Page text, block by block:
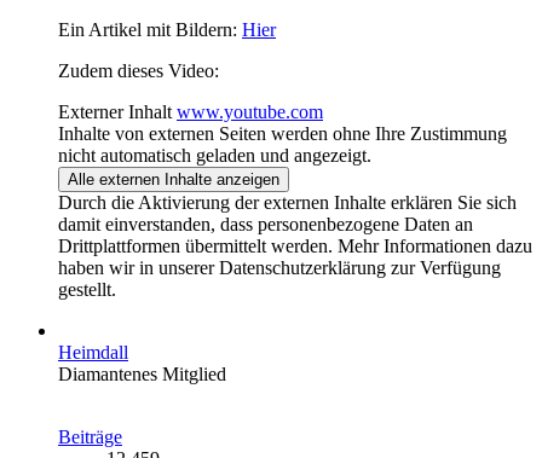
Ein Artikel mit Bildern: Hier
Zudem dieses Video:
Externer Inhalt www.youtube.com
Inhalte von externen Seiten werden ohne Ihre Zustimmung
nicht automatisch geladen und angezeigt.
Alle externen Inhalte anzeigen
Durch die Aktivierung der externen Inhalte erklären Sie sich
damit einverstanden, dass personenbezogene Daten an
Drittplattformen übermittelt werden. Mehr Informationen dazu
haben wir in unserer Datenschutzerklärung zur Verfügung
gestellt.
Heimdall
Diamantenes Mitglied
Beiträge